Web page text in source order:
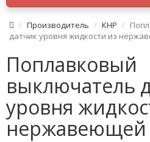
Производитель КНР
датчик уровня жидкости из
Поплавковый
выключатель
уровня
нержавеющей